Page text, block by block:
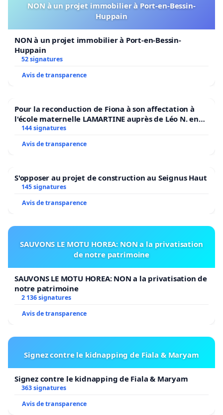
NON à un projet immobilier à Port-en-Bessin-
Huppain
NON à un projet immobilier à Port-en-Bessin-
Huppain
52 signatures
Avis de transparence
Pour la reconduction de Fiona à son affectation à
l'école maternelle LAMARTINE auprès de Léo N. en
2026/2027
144 signatures
Avis de transparence
S'opposer au projet de construction au Seignus Haut
145 signatures
Avis de transparence
SAUVONS LE MOTU HOREA: NON a la privatisation
de notre patrimoine
SAUVONS LE MOTU HOREA: NON a la privatisation de
notre patrimoine
2 136 signatures
Avis de transparence
Signez contre le kidnapping de Fiala & Maryam
Signez contre le kidnapping de Fiala & Maryam
363 signatures
Avis de transparence